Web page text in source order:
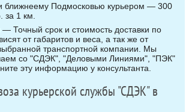
ближнеему Подмосковью курьером — 300
за 1 км.
— Точный срок и стоимость доставки по
от габаритов и веса, а так же от
транспортной компании. Мы
со "СДЭК", "Деловыми Линиями", "ПЭК"
эту информацию у консультанта.
курьерской службы "СДЭК" в